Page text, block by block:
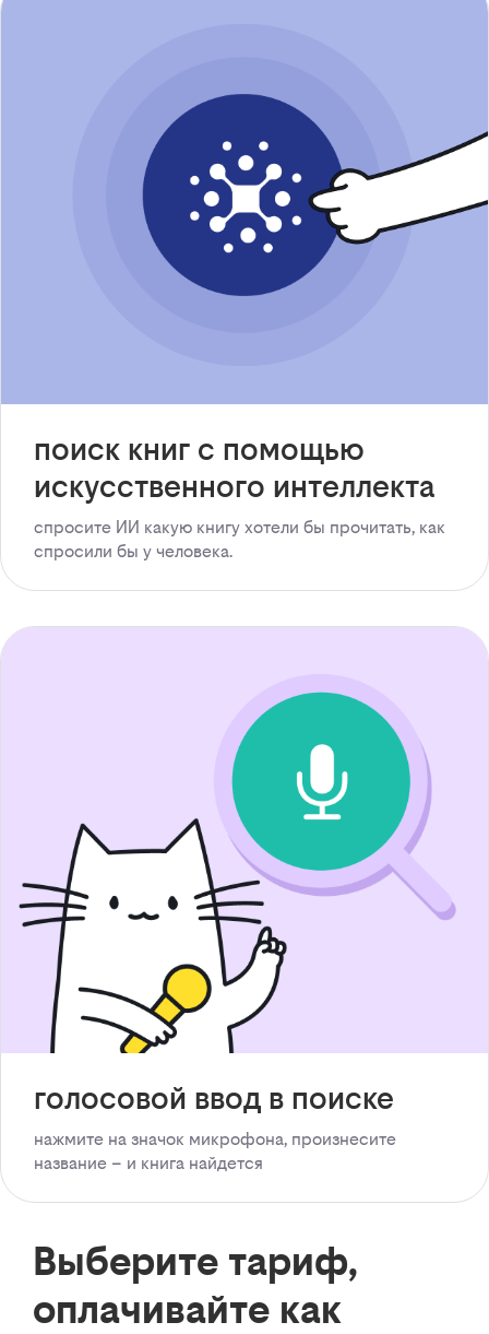
поиск книг с помощью
искусственного интеллекта
спросите ИИ какую книгу хотели бы прочитать, как
спросили бы у человека.
голосовой ввод в поиске
нажмите на значок микрофона, произнесите
название – и книга найдется
Выберите тариф,
оплачивайте как